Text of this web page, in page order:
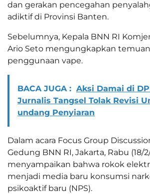
dan gerakan pencegahan
adiktif di Provinsi Banten.
Sebelumnya, Kepala BNN RI
Ario Seto mengungkapkan
penggunaan vape.
BACA JUGA : Aksi Damai di
Jurnalis Tangsel Tolak Revisi
undang Penyiaran
Dalam acara Focus Group
Gedung BNN RI, Jakarta, Rabu (18/
menyampaikan bahwa rokok
menjadi media baru konsumsi
psikoaktif baru (NPS).